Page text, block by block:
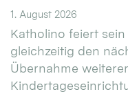
1. August 2026
Katholino feiert
gleichzeitig den
Übernahme